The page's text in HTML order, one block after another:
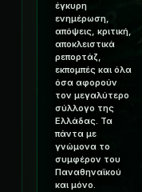
έγκυρη
ενημέρωση,
απόψεις, κριτική,
αποκλειστικά
ρεπορτάζ,
εκπομπές και όλα
όσα αφορούν
τον μεγαλύτερο
σύλλογο της
Ελλάδας. Τα
πάντα με
γνώμονα το
συμφέρον του
Παναθηναϊκού
και μόνο.